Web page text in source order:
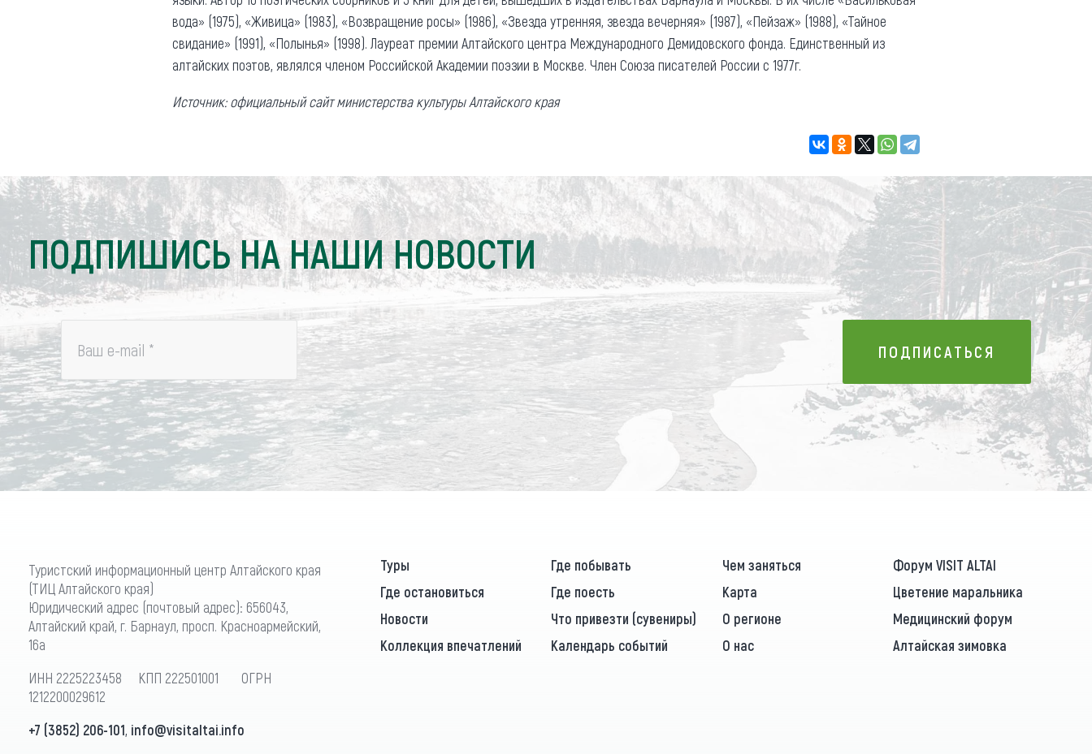
агентств Алтайского края
Обращения граждан
Противодействие коррупции
вода» (1975), «Живица» (1983), «Возвращение росы» (1986), «Звезда утренняя, звезда вечерняя» (1987), «Пейзаж» (1988), «Тайное
свидание» (1991), «Полынья» (1998). Лауреат премии Алтайского центра Международного Демидовского фонда. Единственный из
алтайских поэтов, являлся членом Российской Академии поэзии в Москве. Член Союза писателей России с 1977г.
Источник: официальный сайт министерства культуры Алтайского края
ПОДПИШИСЬ НА НАШИ НОВОСТИ
Ваш e-mail * ПОДПИСАТЬСЯ
ПОДПИСАТЬСЯ
Туристский информационный центр Алтайского края
(ТИЦ Алтайского края)
Юридический адрес (почтовый адрес): 656043,
Алтайский край, г. Барнаул, просп. Красноармейский,
16а
ИНН 2225223458 КПП 222501001 ОГРН
1212200029612
+7 (3852) 206-101, info@visitaltai.info
Туры Где побывать Чем заняться
Форум VISIT ALTAI
Где остановиться
Где поесть Карта
Цветение маральника
Новости
Что привезти (сувениры) О регионе
Медицинский форум
Коллекция впечатлений
Календарь событий О нас Алтайская зимовка